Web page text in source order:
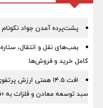
پشت‌پرده آمدن جواد نکونام
بمب‌های نقل و انتقال،
کامل خرید و فروش‌ها
افت ۱۴.۵ همتی ارزش
سبد توسعه معادن و فلزات به